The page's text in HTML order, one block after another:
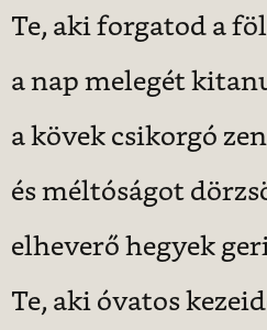
Te, aki forgatod a
a nap melegét
a kövek csikorgó
és méltóságot
elheverő hegyek
Te, aki óvatos